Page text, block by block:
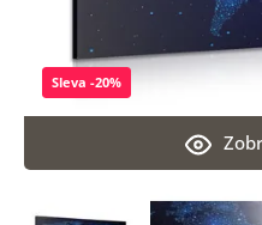
Sleva -20%